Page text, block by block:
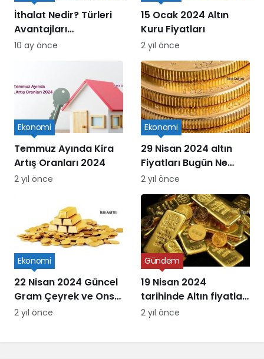
İthalat Nedir? Türleri
Avantajları
Dezavantajları ve
10 ay önce
15 Ocak 2024 Altın
Kuru Fiyatları
2 yıl önce
Temmuz Ayında Kira
Artış Oranları 2024
Ekonomi
2 yıl önce
29 Nisan 2024 altın
Fiyatları Bugün Ne
Kadar Oldu
Ekonomi
2 yıl önce
22 Nisan 2024 Güncel
Gram Çeyrek ve Ons
Altın Fiyatları
Ekonomi
2 yıl önce
19 Nisan 2024
tarihinde Altın fiyatları
ne kadar oldu
Gündem
2 yıl önce